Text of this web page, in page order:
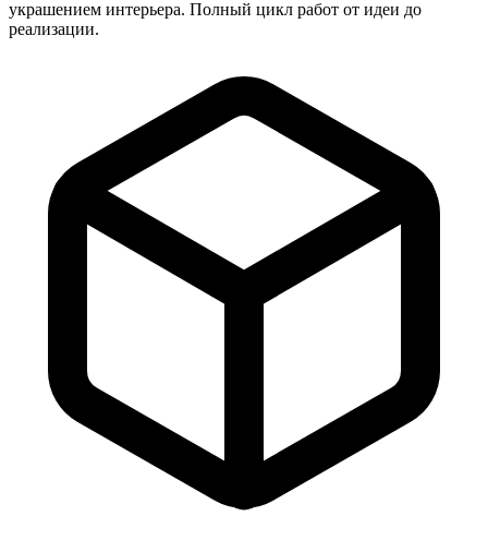
украшением интерьера. Полный цикл работ от идеи до
реализации.